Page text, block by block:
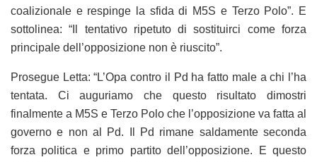
coalizionale e respinge la sfida di M5S e Terzo Polo”. E
sottolinea: “Il tentativo ripetuto di sostituirci come forza
principale dell’opposizione non è riuscito”.
Prosegue Letta: “L’Opa contro il Pd ha fatto male a chi l’ha
tentata. Ci auguriamo che questo risultato dimostri
finalmente a M5S e Terzo Polo che l’opposizione va fatta al
governo e non al Pd. Il Pd rimane saldamente seconda
forza politica e primo partito dell’opposizione. E questo